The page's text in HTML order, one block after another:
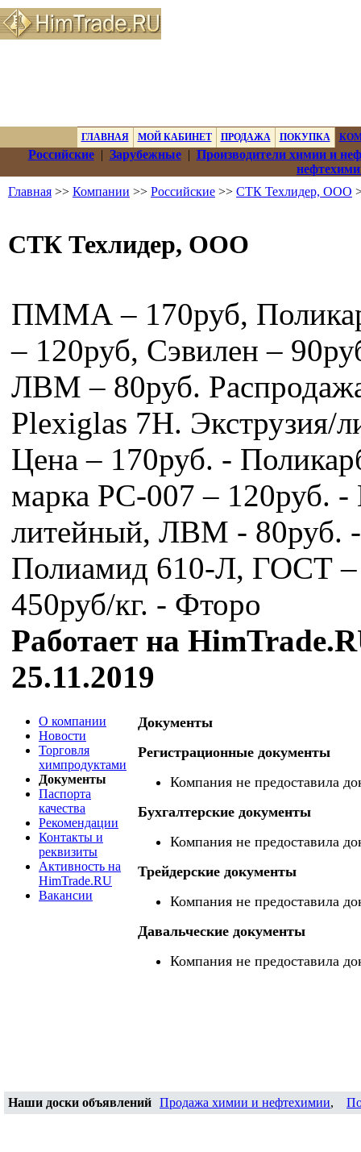
ГЛАВНАЯ МОЙ КАБИНЕТ ПРОДАЖА ПОКУПКА
Российские| Зарубежные| Производители химии и
Главная >> Компании >> Российские >> СТК Техлидер, ООО
СТК Техлидер, ООО
ПММА – 170руб,
– 120руб, Сэвилен –
ЛВМ – 80руб.
Plexiglas 7H. Экструзия/
Цена – 170руб. -
марка РC-007 – 120руб. -
литейный, ЛВМ - 80руб. -
Полиамид 610-Л, ГОСТ –
450руб/кг. - Фторо
Работает на
25.11.2019
О компании
Новости
Торговля
химпродуктами
Документы
Паспорта
качества
Рекомендации
Контакты и
реквизиты
Активность на
HimTrade.RU
Вакансии
Документы
Регистрационные документы
Компания не предоставила
Бухгалтерские документы
Компания не предоставила
Трейдерские документы
Компания не предоставила
Давальческие документы
Компания не предоставила
Наши доски объявлений Продажа химии и нефтехимии,